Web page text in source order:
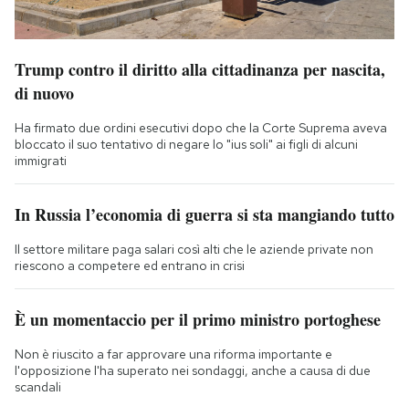
Trump contro il diritto alla cittadinanza per nascita,
di nuovo
Ha firmato due ordini esecutivi dopo che la Corte Suprema aveva
bloccato il suo tentativo di negare lo "ius soli" ai figli di alcuni
immigrati
In Russia l’economia di guerra si sta mangiando tutto
Il settore militare paga salari così alti che le aziende private non
riescono a competere ed entrano in crisi
È un momentaccio per il primo ministro portoghese
Non è riuscito a far approvare una riforma importante e
l'opposizione l'ha superato nei sondaggi, anche a causa di due
scandali